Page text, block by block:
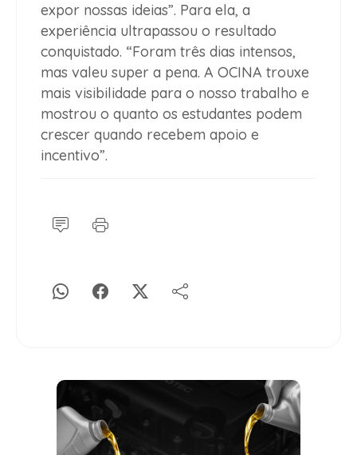
expor nossas ideias”. Para ela, a
experiência ultrapassou o resultado
conquistado. “Foram três dias intensos,
mas valeu super a pena. A OCINA trouxe
mais visibilidade para o nosso trabalho e
mostrou o quanto os estudantes podem
crescer quando recebem apoio e
incentivo”.